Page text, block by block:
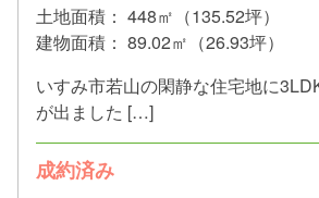
土地面積： 448㎡（135.52坪）
建物面積： 89.02㎡（26.93坪）
いすみ市若山の閑静な住宅地に
が出ました […]
成約済み